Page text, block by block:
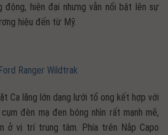
động, hiện đại nhưng vẫn nổi bật lên sự
hiệu đến từ Mỹ.
Ca lăng lớn dạng lưới tổ ong kết hợp với
đèn mạ đen bóng nhìn rất mạnh mẽ,
ở vị trí trung tâm. Phía trên Nắp Capo